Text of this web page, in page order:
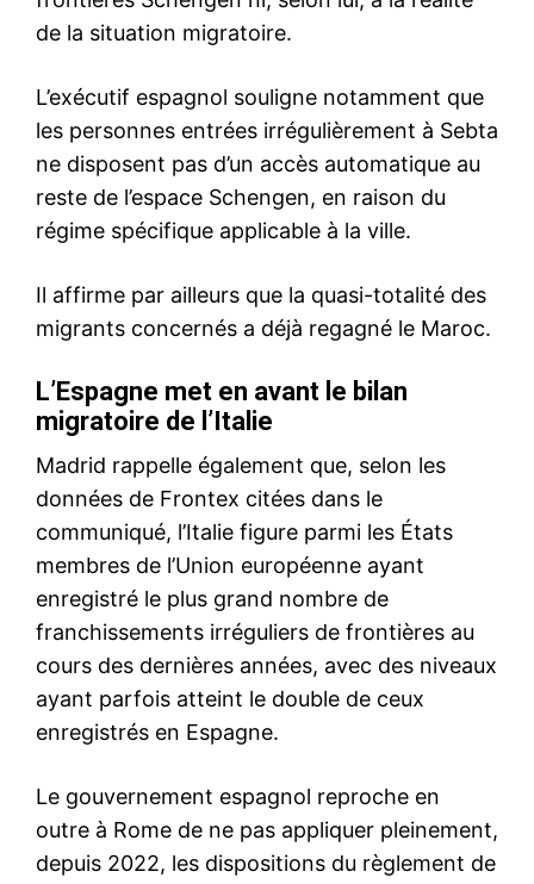
Formules d’abonnement
Mon compte
Plus de 1 170 pèlerins sont
morts au Hajj ( WSJ )
In "Moyen-Orient"
La Jordanie et l’Irak signent
un nouveau traité de libre-
échange
Inde : Plus de 200 morts
dans le crash d’un avion d’Air
India ( vidéo )
12 June 2025
In "Monde"